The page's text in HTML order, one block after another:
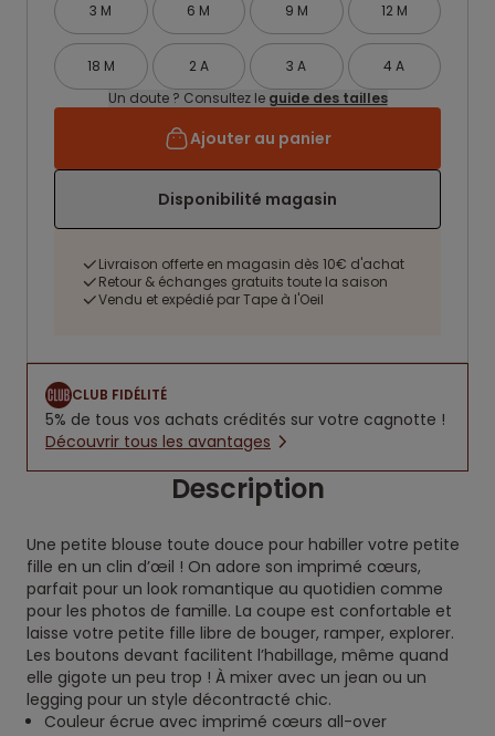
3 M 6 M 9 M 12 M
18 M 2 A 3 A
4 A
Un doute ? Consultez le guide des tailles
Ajouter au panier
Disponibilité magasin
Livraison offerte en magasin dès 10€ d'achat
Retour & échanges gratuits toute la saison
Vendu et expédié par Tape à l'Oeil
CLUB FIDÉLITÉ
5% de tous vos achats crédités sur votre cagnotte !
Découvrir tous les avantages
Description
Une petite blouse toute douce pour habiller votre petite
fille en un clin d’œil ! On adore son imprimé cœurs,
parfait pour un look romantique au quotidien comme
pour les photos de famille. La coupe est confortable et
laisse votre petite fille libre de bouger, ramper, explorer.
Les boutons devant facilitent l’habillage, même quand
elle gigote un peu trop ! À mixer avec un jean ou un
legging pour un style décontracté chic.
Couleur écrue avec imprimé cœurs all-over